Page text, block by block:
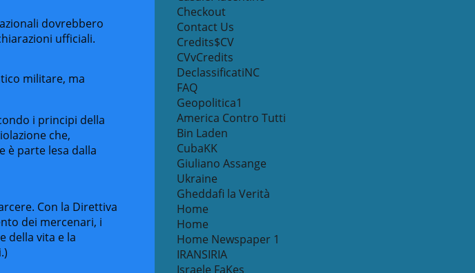
dovrebbero
ufficiali.
militare, ma
i principi della
che,
è parte lesa dalla
Con la Direttiva
dei mercenari, i
della vita e la
.)
Checkout
Contact Us
Credits$CV
CVvCredits
DeclassificatiNC
FAQ
Geopolitica1
America Contro Tutti
Bin Laden
CubaKK
Giuliano Assange
Ukraine
Gheddafi la Verità
Home
Home
Home Newspaper 1
IRANSIRIA
Israele FaKes